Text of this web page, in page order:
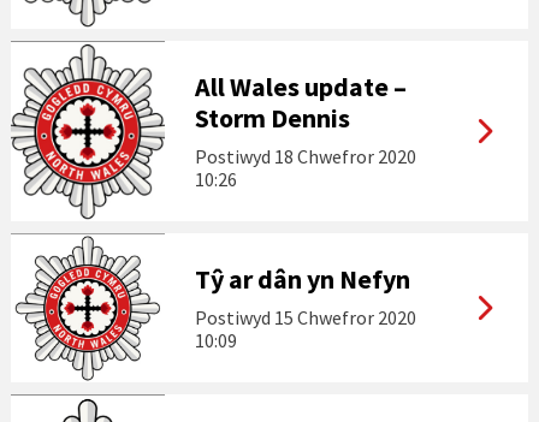
All Wales update –
Storm Dennis
Postiwyd 18 Chwefror 2020
10:26
Tŷ ar dân yn Nefyn
Postiwyd 15 Chwefror 2020
10:09